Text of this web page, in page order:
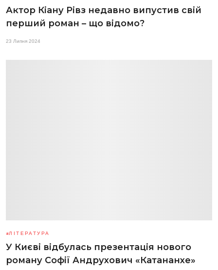
Актор Кіану Рівз недавно випустив свій
перший роман – що відомо?
23 Липня 2024
ЛІТЕРАТУРА
У Києві відбулась презентація нового
роману Софії Андрухович «Катананхе»